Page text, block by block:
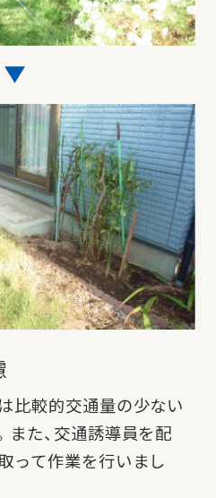
比較的交通量の少ない
また、交通誘導員を配
って作業を行いまし